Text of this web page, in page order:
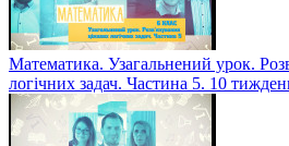
Математика. Узагальнений урок.
логічних задач. Частина 5. 10